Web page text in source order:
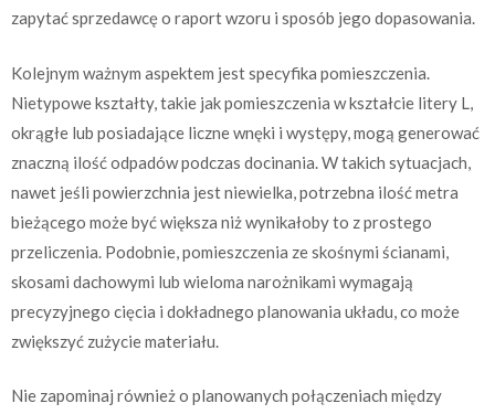
zapytać sprzedawcę o raport wzoru i sposób jego dopasowania.
Kolejnym ważnym aspektem jest specyfika pomieszczenia.
Nietypowe kształty, takie jak pomieszczenia w kształcie litery L,
okrągłe lub posiadające liczne wnęki i występy, mogą generować
znaczną ilość odpadów podczas docinania. W takich sytuacjach,
nawet jeśli powierzchnia jest niewielka, potrzebna ilość metra
bieżącego może być większa niż wynikałoby to z prostego
przeliczenia. Podobnie, pomieszczenia ze skośnymi ścianami,
skosami dachowymi lub wieloma narożnikami wymagają
precyzyjnego cięcia i dokładnego planowania układu, co może
zwiększyć zużycie materiału.
Nie zapominaj również o planowanych połączeniach między